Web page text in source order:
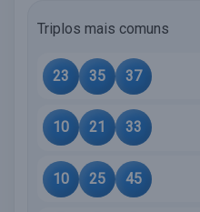
Triplos mais comuns
23 35 37
10 21 33
10 25 45